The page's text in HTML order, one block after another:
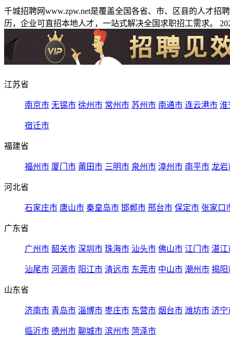
千城招聘网www.zpw.net是覆盖全国各省、市、区县的人才
历，企业可直招本地人才，一站式解决全国求职招工需求。
江苏省
南京市 无锡市 徐州市 常州市 苏州市 南通市 连云港市 淮
宿迁市
福建省
福州市 厦门市 莆田市 三明市 泉州市 漳州市 南平市 龙岩
河北省
石家庄市 唐山市 秦皇岛市 邯郸市 邢台市 保定市 张家口
广东省
广州市 韶关市 深圳市 珠海市 汕头市 佛山市 江门市 湛江
汕尾市 河源市 阳江市 清远市 东莞市 中山市 潮州市 揭阳
山东省
济南市 青岛市 淄博市 枣庄市 东营市 烟台市 潍坊市 济宁
临沂市 德州市 聊城市 滨州市 菏泽市